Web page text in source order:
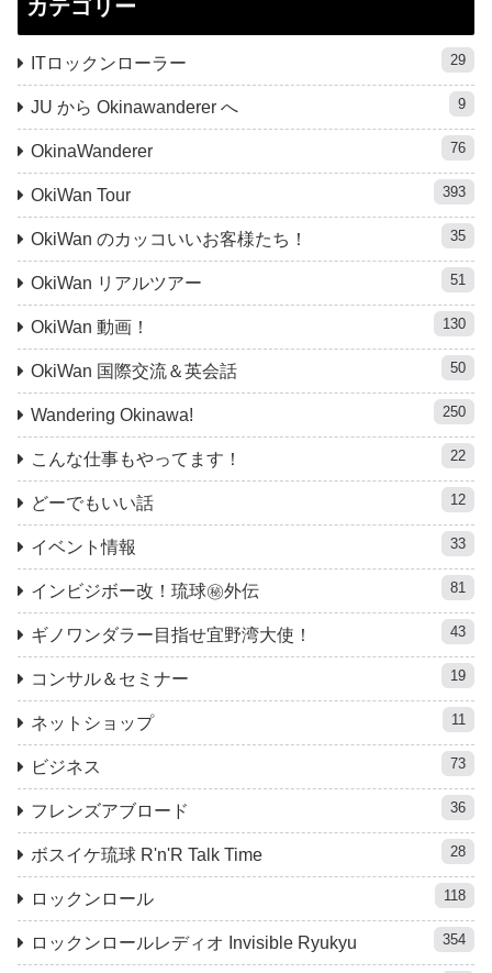
カテゴリー
ITロックンローラー 29
JU から Okinawanderer へ 9
OkinaWanderer 76
OkiWan Tour 393
OkiWan のカッコいいお客様たち！ 35
OkiWan リアルツアー 51
OkiWan 動画！ 130
OkiWan 国際交流＆英会話 50
Wandering Okinawa! 250
こんな仕事もやってます！ 22
どーでもいい話 12
イベント情報 33
インビジボー改！琉球㊙︎外伝 81
ギノワンダラー目指せ宜野湾大使！ 43
コンサル＆セミナー 19
ネットショップ 11
ビジネス 73
フレンズアブロード 36
ボスイケ琉球 R'n'R Talk Time 28
ロックンロール 118
ロックンロールレディオ Invisible Ryukyu 354